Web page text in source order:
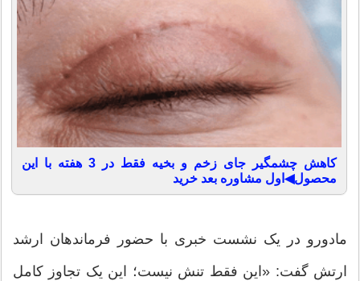
کاهش چشمگیر جای زخم و بخیه فقط در 3 هفته با این
محصول◀اول مشاوره بعد خرید
مادورو در یک نشست خبری با حضور فرماندهان ارشد
ارتش گفت: «این فقط تنش نیست؛ این یک تجاوز کامل